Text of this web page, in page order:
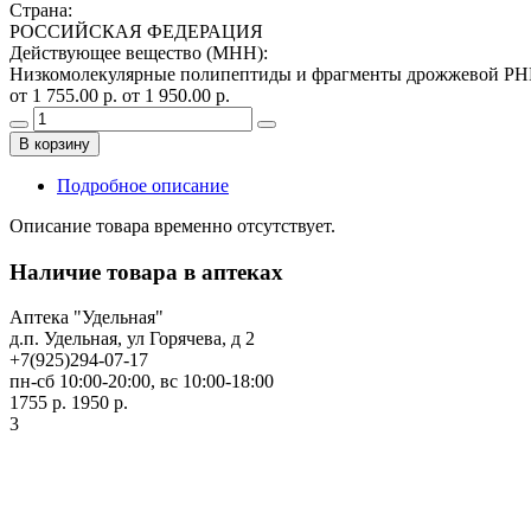
Страна:
РОССИЙСКАЯ ФЕДЕРАЦИЯ
Действующее вещество (МНН):
Низкомолекулярные полипептиды и фрагменты дрожжевой
от 1 755.00 р. от 1 950.00 р.
В корзину
Подробное описание
Описание товара временно отсутствует.
Наличие товара в аптеках
Аптека "Удельная"
д.п. Удельная, ул Горячева, д 2
+7(925)294-07-17
пн-сб 10:00-20:00, вс 10:00-18:00
1755 р. 1950 р.
3